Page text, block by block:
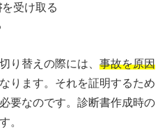
を受け取る
り替えの際には、 事故を原因
ります。それを証明するため
要なのです。診断書作成時の
。